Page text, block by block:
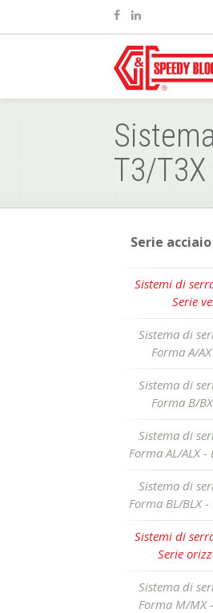
T3/
Serie
Sistemi di
Serie
Sistema di
Forma A/
Sistema di
Forma B/
Sistema di
Forma AL/ALX -
Sistema di
Forma BL/BLX -
Sistemi di
Serie
Sistema di
Forma M/MX